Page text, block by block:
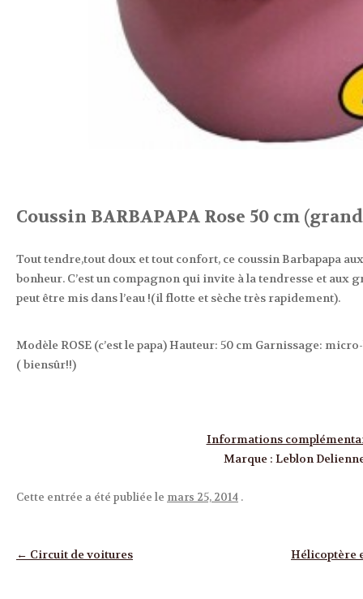
Coussin BARBAPAPA Rose 50 cm
Tout tendre,tout doux et tout confort, ce coussin Barbapapa
bonheur. C’est un compagnon qui invite à la tendresse et aux
peut être mis dans l’eau !(il flotte et sèche très rapidement).
Modèle ROSE (c’est le papa) Hauteur: 50 cm Garnissage:
( biensûr!!)
Informations
Marque :Leblon
Cette entrée a été publiée le mars 25, 2014 .
Navigation des articles
← Circuit de voitures Hélicoptère